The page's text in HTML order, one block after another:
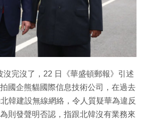
完沒了，22 日《華盛頓郵報》引述
國企熊貓國際信息技術公司，在過去
韓建設無線網絡，令人質疑華為違反
則發聲明否認，指跟北韓沒有業務來